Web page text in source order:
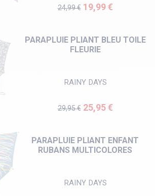
Prix de base
24,99 € Prix
19,99 €
PARAPLUIE PLIANT BLEU TOILE
FLEURIE
RAINY DAYS
Prix de base
29,95 € Prix
25,95 €
PARAPLUIE PLIANT ENFANT
RUBANS MULTICOLORES
RAINY DAYS